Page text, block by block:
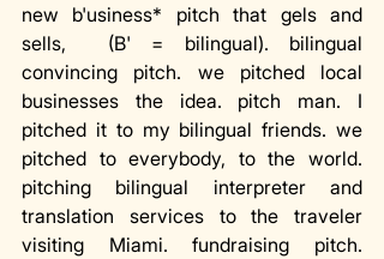
new b'usiness* pitch that gels and
sells,  (B' = bilingual). bilingual
convincing pitch. we pitched local
businesses the idea. pitch man. I
pitched it to my bilingual friends. we
pitched to everybody, to the world.
pitching bilingual interpreter and
translation services to the traveler
visiting Miami. fundraising pitch.